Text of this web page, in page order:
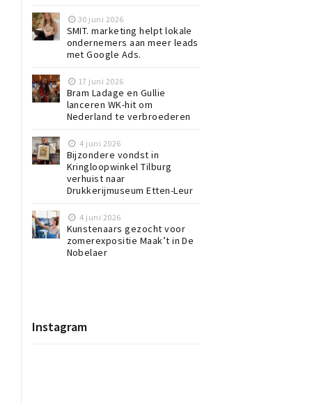
30 juni 2026
SMIT. marketing helpt lokale
ondernemers aan meer leads
met Google Ads.
17 juni 2026
Bram Ladage en Gullie
lanceren WK-hit om
Nederland te verbroederen
4 juni 2026
Bijzondere vondst in
Kringloopwinkel Tilburg
verhuist naar
Drukkerijmuseum Etten-Leur
4 juni 2026
Kunstenaars gezocht voor
zomerexpositie Maak’t in De
Nobelaer
Instagram